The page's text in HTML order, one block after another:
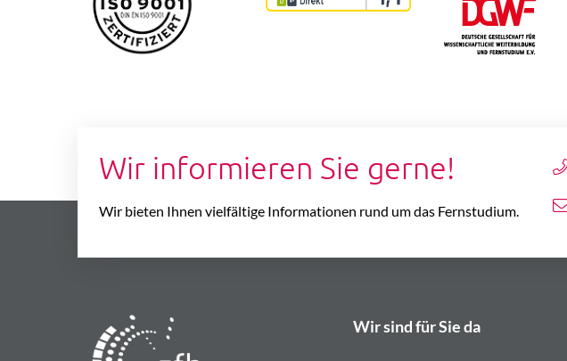
Wir informieren Sie gerne!
Wir bieten Ihnen vielfältige Informationen rund um das Fernstudium.
Wir sind für Sie da